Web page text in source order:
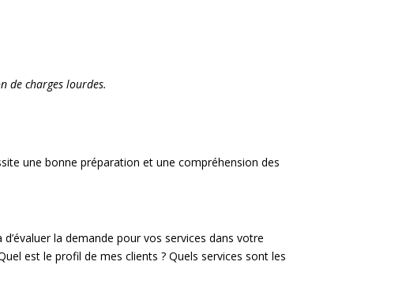
charges lourdes.
une bonne préparation et une compréhension des
la demande pour vos services dans votre
est le profil de mes clients ? Quels services sont les